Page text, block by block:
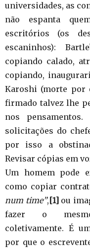
universidades, as
não espanta
escritórios (os
escaninhos):
copiando calado,
copiando,
Karoshi (morte por
firmado talvez lhe
nos
solicitações do
por isso a
Revisar cópias em
Um homem pode
como copiar
num time”, [1] ou
fazer o
coletivamente. É
por que o